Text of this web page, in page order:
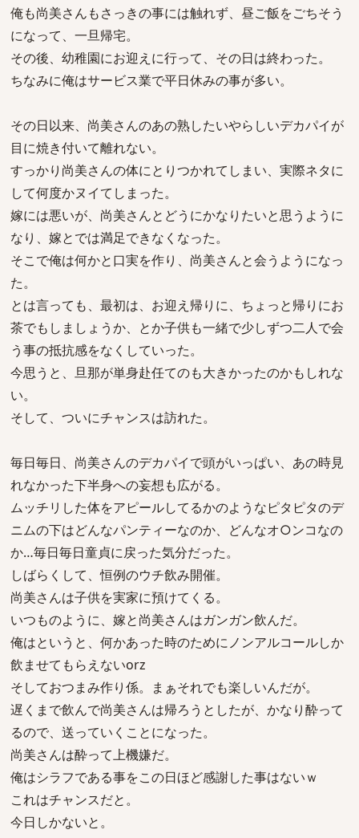
俺も尚美さんもさっきの事には触れず、昼ご飯をごちそう
になって、一旦帰宅。
その後、幼稚園にお迎えに行って、その日は終わった。
ちなみに俺はサービス業で平日休みの事が多い。
その日以来、尚美さんのあの熟したいやらしいデカパイが
目に焼き付いて離れない。
すっかり尚美さんの体にとりつかれてしまい、実際ネタに
して何度かヌイてしまった。
嫁には悪いが、尚美さんとどうにかなりたいと思うように
なり、嫁とでは満足できなくなった。
そこで俺は何かと口実を作り、尚美さんと会うようになっ
た。
とは言っても、最初は、お迎え帰りに、ちょっと帰りにお
茶でもしましょうか、とか子供も一緒で少しずつ二人で会
う事の抵抗感をなくしていった。
今思うと、旦那が単身赴任てのも大きかったのかもしれな
い。
そして、ついにチャンスは訪れた。
毎日毎日、尚美さんのデカパイで頭がいっぱい、あの時見
れなかった下半身への妄想も広がる。
ムッチリした体をアピールしてるかのようなピタピタのデ
ニムの下はどんなパンティーなのか、どんなオ○ンコなの
か…毎日毎日童貞に戻った気分だった。
しばらくして、恒例のウチ飲み開催。
尚美さんは子供を実家に預けてくる。
いつものように、嫁と尚美さんはガンガン飲んだ。
俺はというと、何かあった時のためにノンアルコールしか
飲ませてもらえないorz
そしておつまみ作り係。まぁそれでも楽しいんだが。
遅くまで飲んで尚美さんは帰ろうとしたが、かなり酔って
るので、送っていくことになった。
尚美さんは酔って上機嫌だ。
俺はシラフである事をこの日ほど感謝した事はないｗ
これはチャンスだと。
今日しかないと。